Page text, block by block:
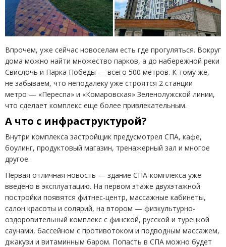
Впрочем, уже сейчас новоселам есть где прогуляться. Вокруг
дома можно найти множество парков, а до набережной реки
Свислочь и Парка Победы — всего 500 метров. К тому же,
не забываем, что неподалеку уже строятся 2 станции
метро — «Переспа» и «Комаровская» Зеленолужской линии,
что сделает комплекс еще более привлекательным.
А что с инфраструктурой?
Внутри комплекса застройщик предусмотрел СПА, кафе,
боулинг, продуктовый магазин, тренажерный зал и многое
другое.
Первая отличная новость — здание СПА-комплекса уже
введено в эксплуатацию. На первом этаже двухэтажной
постройки появятся фитнес-центр, массажные кабинеты,
салон красоты и солярий, на втором — физкультурно-
оздоровительный комплекс с финской, русской и турецкой
саунами, бассейном с противотоком и подводным массажем,
джакузи и витаминным баром. Попасть в СПА можно будет